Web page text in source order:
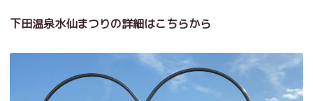
下田温泉水仙まつりの詳細はこちらから